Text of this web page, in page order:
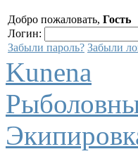
Добро пожаловать, Гость
Логин:
Забыли пароль? Забыли
Kunena